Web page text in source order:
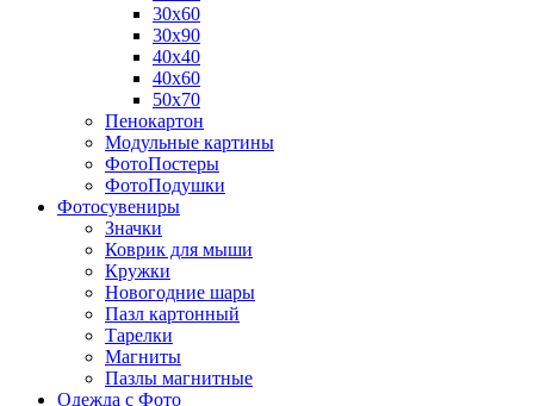
30х60
30х90
40х40
40х60
50х70
Пенокартон
Модульные картины
ФотоПостеры
ФотоПодушки
Фотоcувениры
Значки
Коврик для мыши
Кружки
Новогодние шары
Пазл картонный
Тарелки
Магниты
Пазлы магнитные
Одежда с Фото